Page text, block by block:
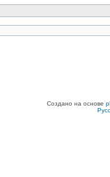
Создано на основе